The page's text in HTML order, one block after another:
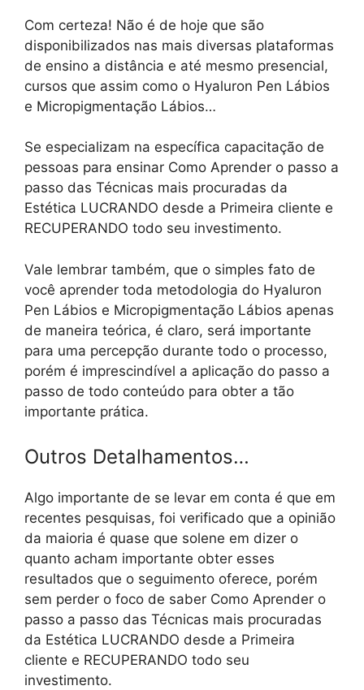
Com certeza! Não é de hoje que são
disponibilizados nas mais diversas plataformas
de ensino a distância e até mesmo presencial,
cursos que assim como o Hyaluron Pen Lábios
e Micropigmentação Lábios…
Se especializam na específica capacitação de
pessoas para ensinar Como Aprender o passo a
passo das Técnicas mais procuradas da
Estética LUCRANDO desde a Primeira cliente e
RECUPERANDO todo seu investimento.
Vale lembrar também, que o simples fato de
você aprender toda metodologia do Hyaluron
Pen Lábios e Micropigmentação Lábios apenas
de maneira teórica, é claro, será importante
para uma percepção durante todo o processo,
porém é imprescindível a aplicação do passo a
passo de todo conteúdo para obter a tão
importante prática.
Outros Detalhamentos…
Algo importante de se levar em conta é que em
recentes pesquisas, foi verificado que a opinião
da maioria é quase que solene em dizer o
quanto acham importante obter esses
resultados que o seguimento oferece, porém
sem perder o foco de saber Como Aprender o
passo a passo das Técnicas mais procuradas
da Estética LUCRANDO desde a Primeira
cliente e RECUPERANDO todo seu
investimento.